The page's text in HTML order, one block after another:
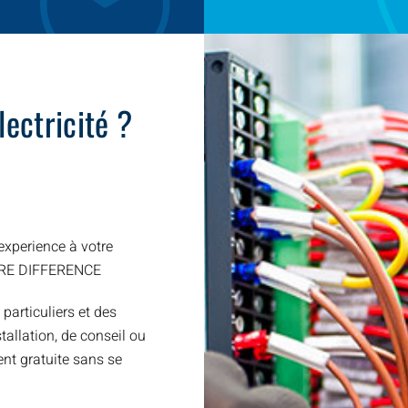
?
à votre
DIFFERENCE
et des
de conseil ou
gratuite sans se